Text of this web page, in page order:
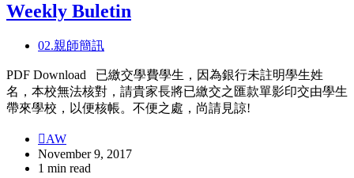
Weekly Buletin
02.親師簡訊
PDF Download 已繳交學費學生，因為銀行未註明學生姓
名，本校無法核對，請貴家長將已繳交之匯款單影印交由學生
帶來學校，以便核帳。不便之處，尚請見諒!
AW
November 9, 2017
1 min read